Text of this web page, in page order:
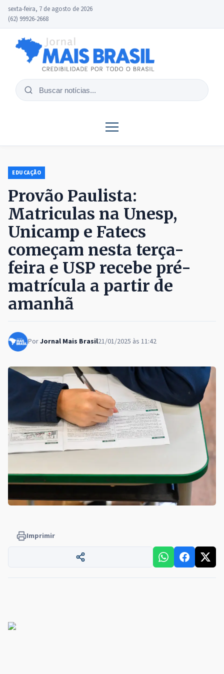
sexta-feira, 7 de agosto de 2026
(62) 99926-2668
Buscar
EDUCAÇÃO
Provão Paulista:
Matriculas na Unesp,
Unicamp e Fatecs
começam nesta terça-
feira e USP recebe pré-
matrícula a partir de
amanhã
PorJornal Mais Brasil21/01/2025 às 11:42
Imprimir